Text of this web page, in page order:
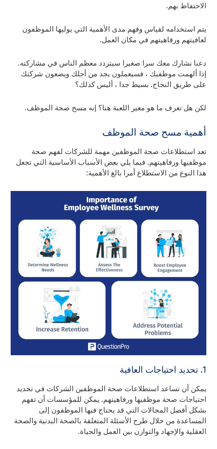
الاحتفاظ بهم.
يتم استخدامه لقياس وفهم مدى الأهمية التي يوليها الموظفون
لعافيتهم ورفاهيتهم في مكان العمل.
دعنا نشارك معك سرا صغيرا سيتردد معظم الناس في مشاركته.
إذا ألهمت موظفيك ، فسيعملون بجد من أجلك ويضعون شركتك
على طريق النجاح. بسيط جدا ، أليس كذلك؟
لكن هل تعرف ما هو مغير اللعبة هنا؟ إنه مسح صحة الموظف.
أهمية مسح صحة الموظف
تعد استطلاعات صحة الموظفين مهمة للشركات لفهم صحة
موظفيها ورفاهيتهم. فيما يلي بعض الأسباب الأساسية التي تجعل
هذا النوع من الاستطلاع أمرا بالغ الأهمية:
1. تحديد احتياجات العافية
يمكن أن تساعد استطلاعات صحة الموظفين الشركات في تحديد
احتياجات صحة موظفيها ورفاهيتهم. يمكن للمؤسسات أن تفهم
بشكل أفضل المجالات التي قد يحتاج فيها الموظفون إلى
المساعدة من خلال طرح الأسئلة المتعلقة بالصحة البدنية والصحة
العقلية والإجهاد والتوازن بين العمل والحياة.